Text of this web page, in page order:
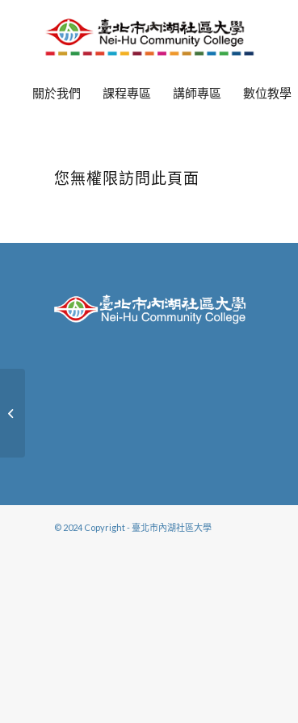
關於我們 課程專區 講師專區 數位教學
您無權限訪問此頁面
© 2024 Copyright - 臺北市內湖社區大學